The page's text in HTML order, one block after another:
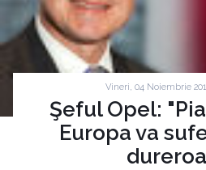
Vineri, 04 Noiembrie
Şeful Opel:
Europa va